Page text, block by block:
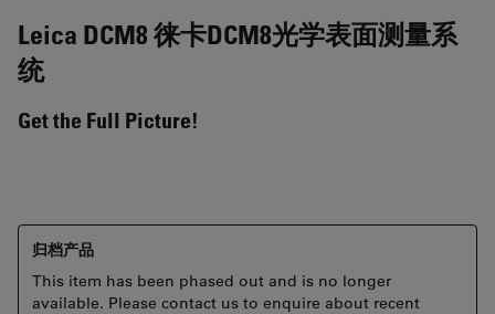
Leica DCM8 徕卡DCM8光学表面测量系
统
Get the Full Picture!
归档产品
This item has been phased out and is no longer
available. Please contact us to enquire about recent